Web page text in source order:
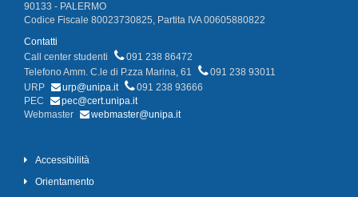
90133 - PALERMO
Codice Fiscale 80023730825, Partita IVA 00605880822
Contatti
Call center studenti
091 238 86472
Telefono Amm. C.le di P.zza Marina, 61
091 238 93011
URP
urp@unipa.it
091 238 93666
PEC
pec@cert.unipa.it
Webmaster
webmaster@unipa.it
Accessibilità
Orientamento